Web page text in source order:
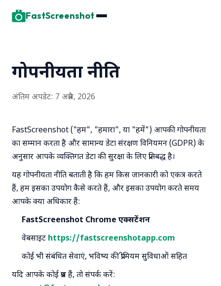
FastScreenshot
गोपनीयता नीति
अंतिम अपडेट: 7 अप्रैल, 2026
FastScreenshot ("हम", "हमारा", या "हमें") आपकी गोपनीयता
का सम्मान करता है और सामान्य डेटा संरक्षण विनियमन (GDPR) के
अनुसार आपके व्यक्तिगत डेटा की सुरक्षा के लिए प्रतिबद्ध है।
यह गोपनीयता नीति बताती है कि हम किस जानकारी को एकत्र करते
हैं, हम इसका उपयोग कैसे करते हैं, और इसका उपयोग करते समय
आपके क्या अधिकार हैं:
FastScreenshot Chrome एक्सटेंशन
वेबसाइट https://fastscreenshotapp.com
कोई भी संबंधित सेवाएं, भविष्य की प्रीमियम सुविधाओं सहित
यदि आपके कोई प्रश्न हैं, तो संपर्क करें: